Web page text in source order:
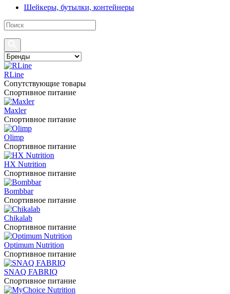
Шейкеры, бутылки, контейнеры
RLine
Сопутствующие товары
Спортивное питание
Maxler
Спортивное питание
Olimp
Спортивное питание
HX Nutrition
Спортивное питание
Bombbar
Спортивное питание
Chikalab
Спортивное питание
Optimum Nutrition
Спортивное питание
SNAQ FABRIQ
Спортивное питание